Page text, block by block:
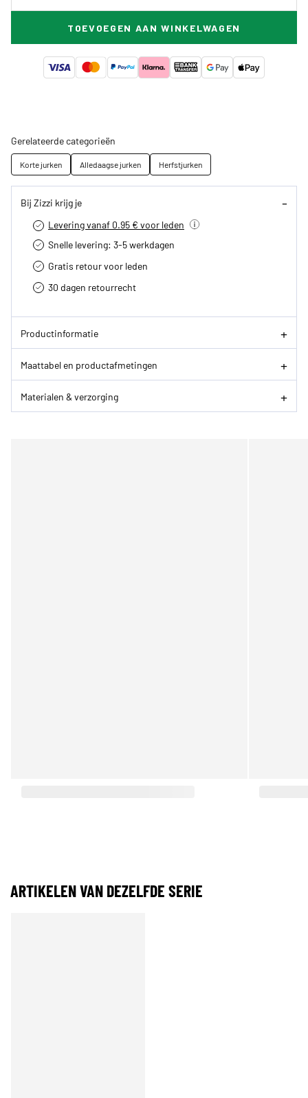
TOEVOEGEN AAN WINKELWAGEN
Gerelateerde categorieën
Korte jurken Alledaagse jurken Herfstjurken
Bij Zizzi krijg je
Levering vanaf 0.95 € voor leden
Snelle levering: 3-5 werkdagen
Gratis retour voor leden
30 dagen retourrecht­
Productinformatie
Maattabel en productafmetingen
Materialen & verzorging
ARTIKELEN VAN DEZELFDE SERIE